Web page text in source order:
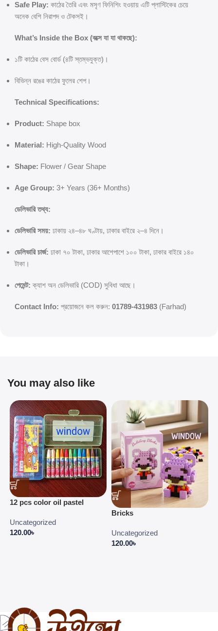
Safe Play: কাঠের তৈরি এবং মসৃণ ফিনিশিং হওয়ায় এটি প্লাস্টিকের চেয়ে
অনেক বেশি নিরাপদ ও টেকসই।
What’s Inside the Box (বক্সে যা যা থাকছে):
১টি কাঠের বেস বোর্ড (৪টি স্তম্ভযুক্ত)।
বিভিন্ন রঙের কাঠের ফুলের শেপ।
Technical Specifications:
Product: Shape box
Material: High-Quality Wood
Shape: Flower / Gear Shape
Age Group: 3+ Years (36+ Months)
ডেলিভারি তথ্য:
ডেলিভারি সময়: ঢাকায় ২৪–৪৮ ঘণ্টায়, ঢাকার বাইরে ২–৪ দিনে।
ডেলিভারি চার্জ: ঢাকা ৭০ টাকা, ঢাকার আশেপাশে ১০০ টাকা, ঢাকার বাইরে ১৪০
টাকা।
পেমেন্ট: ক্যাশ অন ডেলিভারি (COD) সুবিধা আছে।
Contact Info: প্রয়োজনে কল করুন: 01789-431983 (Farhad)
You may also like
12 pcs color oil pastel
Uncategorized
120.00৳
Bricks
Uncategorized
120.00৳